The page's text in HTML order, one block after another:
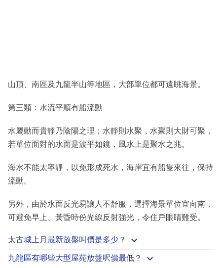
山頂、南區及九龍半山等地區，大部單位都可遠眺海景。
第三類：水流平順有船流動
水屬動而貴靜乃陰陽之理；水靜則水聚，水聚則大財可聚，
若單位面對的水面是波平如鏡，風水上是聚水之兆。
海水不能太寧靜，以免形成死水，海岸宜有船隻來往，保持
流動。
另外，由於水面反光易讓人不舒服，選擇海景單位宜向南，
可避免早上、黃昏時份光線反射強光，令住戶眼睛難受。
太古城上月最新放盤叫價是多少？
九龍區有哪些大型屋苑放盤呎價最低？